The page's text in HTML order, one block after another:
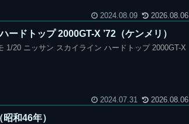
2024.08.09 2026.08.06
ドトップ 2000GT-X ’72（ケンメリ）
20 ニッサン スカイライン ハードトップ 2000GT-X
2024.07.31 2026.08.06
和46年）